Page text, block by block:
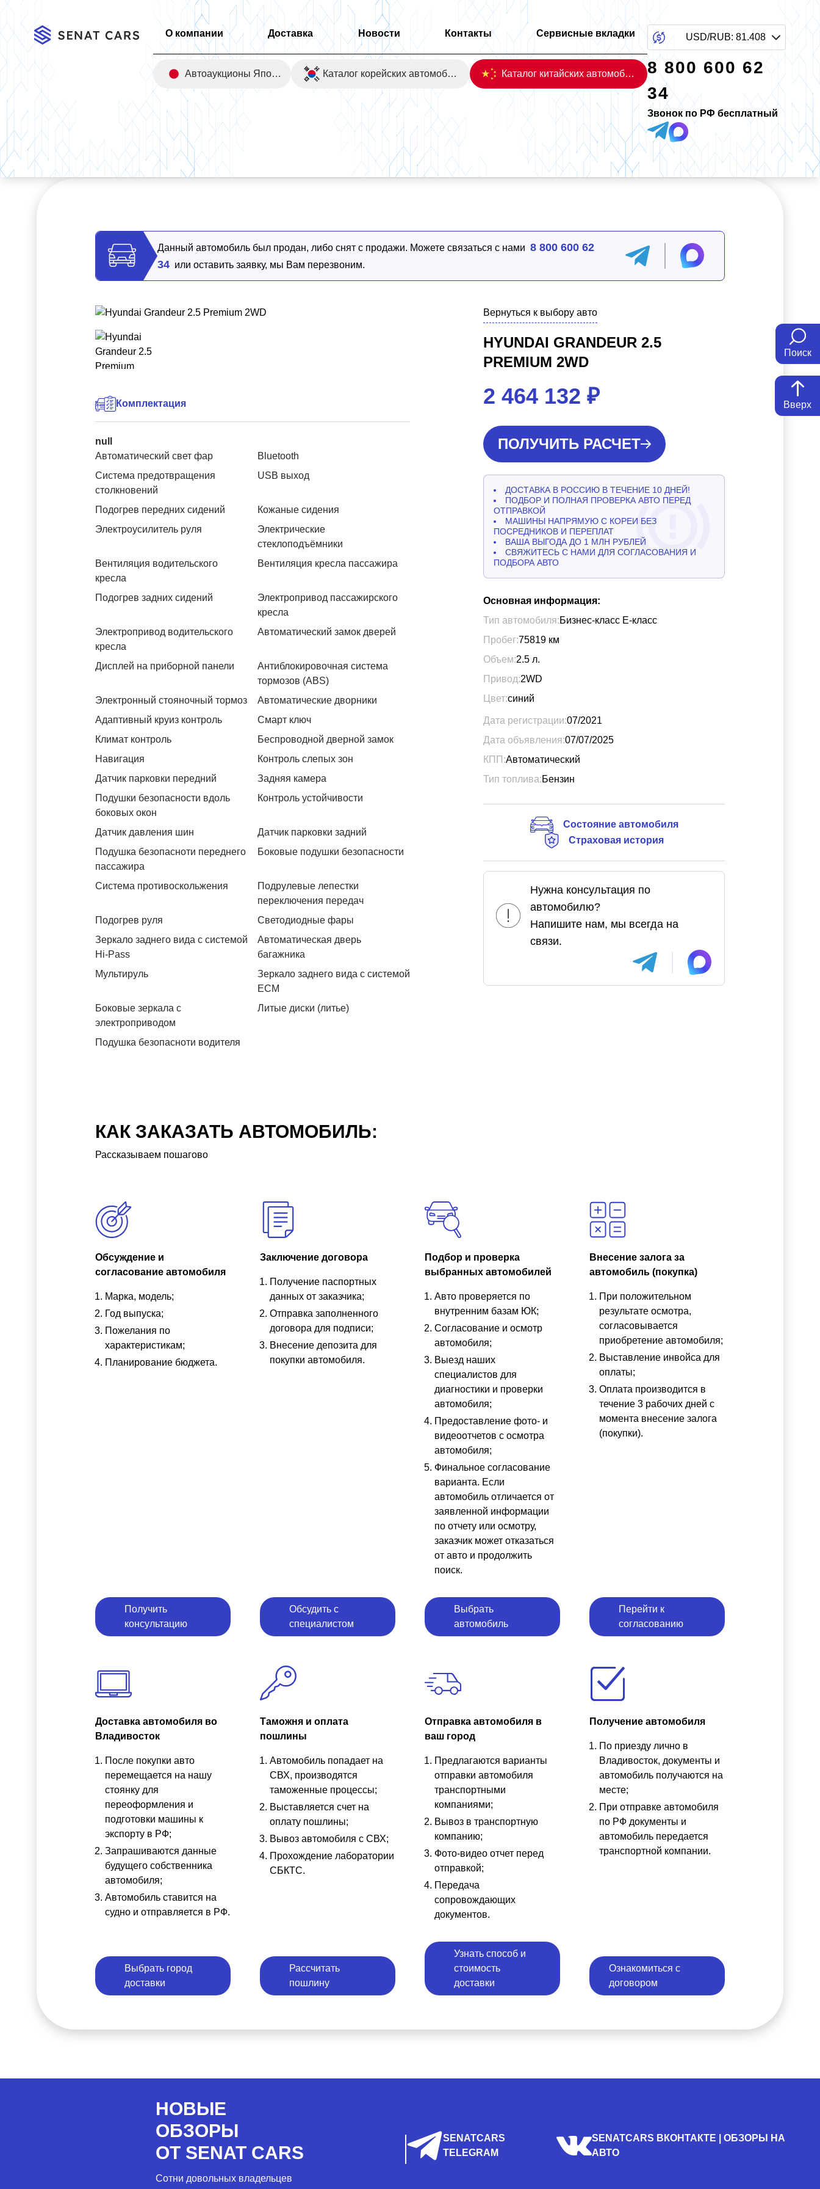
Поиск
Вверх
О компании Доставка Новости Контакты Сервисные вкладки
Автоаукционы Японии Каталог корейских автомобилей Каталог китайских автомобилей
USD/RUB: 81.408
8 800 600 62
34
Звонок по РФ бесплатный
Главная/Каталог Hyundai Grandeur 2.5 Premium 2WD
Данный автомобиль был продан, либо снят с продажи. Можете связаться с нами 8 800 600 62
34 или оставить заявку, мы Вам перезвоним.
Комплектация
null
Автоматический свет фар
Bluetooth
Система предотвращения
столкновений
USB выход
Подогрев передних сидений
Кожаные сидения
Электроусилитель руля
Электрические
стеклоподъёмники
Вентиляция водительского
кресла
Вентиляция кресла пассажира
Подогрев задних сидений
Электропривод пассажирского
кресла
Электропривод водительского
кресла
Автоматический замок дверей
Дисплей на приборной панели
Антиблокировочная система
тормозов (ABS)
Электронный стояночный тормоз
Автоматические дворники
Адаптивный круиз контроль
Смарт ключ
Климат контроль
Беспроводной дверной замок
Навигация
Контроль слепых зон
Датчик парковки передний
Задняя камера
Подушки безопасности вдоль
боковых окон
Контроль устойчивости
Датчик давления шин
Датчик парковки задний
Подушка безопасноти переднего
пассажира
Боковые подушки безопасности
Система противоскольжения
Подрулевые лепестки
переключения передач
Подогрев руля
Светодиодные фары
Зеркало заднего вида с системой
Hi-Pass
Автоматическая дверь
багажника
Мультируль
Зеркало заднего вида с системой
ЕСМ
Боковые зеркала с
электроприводом
Литые диски (литье)
Подушка безопасноти водителя
Вернуться к выбору авто
HYUNDAI GRANDEUR 2.5
PREMIUM 2WD
2 464 132 ₽
ПОЛУЧИТЬ РАСЧЕТ
ДОСТАВКА В РОССИЮ В ТЕЧЕНИЕ 10 ДНЕЙ!
ПОДБОР И ПОЛНАЯ ПРОВЕРКА АВТО ПЕРЕД
ОТПРАВКОЙ
МАШИНЫ НАПРЯМУЮ С КОРЕИ БЕЗ
ПОСРЕДНИКОВ И ПЕРЕПЛАТ
ВАША ВЫГОДА ДО 1 МЛН РУБЛЕЙ
СВЯЖИТЕСЬ С НАМИ ДЛЯ СОГЛАСОВАНИЯ И
ПОДБОРА АВТО
Основная информация:
Тип автомобиля:Бизнес-класс Е-класс
Пробег:75819 км
Объем:2.5 л.
Привод:2WD
Цвет:синий
Дата регистрации:07/2021
Дата объявления:07/07/2025
КПП:Автоматический
Тип топлива:Бензин
Состояние автомобиля
Страховая история
Нужна консультация по
автомобилю?
Напишите нам, мы всегда на
связи.
КАК ЗАКАЗАТЬ АВТОМОБИЛЬ:
Рассказываем пошагово
Обсуждение и
согласование автомобиля
Марка, модель;
Год выпуска;
Пожелания по
характеристикам;
Планирование бюджета.
Получить
консультацию
Заключение договора
Получение паспортных
данных от заказчика;
Отправка заполненного
договора для подписи;
Внесение депозита для
покупки автомобиля.
Обсудить с
специалистом
Подбор и проверка
выбранных автомобилей
Авто проверяется по
внутренним базам ЮК;
Согласование и осмотр
автомобиля;
Выезд наших
специалистов для
диагностики и проверки
автомобиля;
Предоставление фото- и
видеоотчетов с осмотра
автомобиля;
Финальное согласование
варианта. Если
автомобиль отличается от
заявленной информации
по отчету или осмотру,
заказчик может отказаться
от авто и продолжить
поиск.
Выбрать
автомобиль
Внесение залога за
автомобиль (покупка)
При положительном
результате осмотра,
согласовывается
приобретение автомобиля;
Выставление инвойса для
оплаты;
Оплата производится в
течение 3 рабочих дней с
момента внесение залога
(покупки).
Перейти к
согласованию
Доставка автомобиля во
Владивосток
После покупки авто
перемещается на нашу
стоянку для
переоформления и
подготовки машины к
экспорту в РФ;
Запрашиваются данные
будущего собственника
автомобиля;
Автомобиль ставится на
судно и отправляется в РФ.
Выбрать город
доставки
Таможня и оплата
пошлины
Автомобиль попадает на
СВХ, производятся
таможенные процессы;
Выставляется счет на
оплату пошлины;
Вывоз автомобиля с СВХ;
Прохождение лаборатории
СБКТС.
Рассчитать
пошлину
Отправка автомобиля в
ваш город
Предлагаются варианты
отправки автомобиля
транспортными
компаниями;
Вывоз в транспортную
компанию;
Фото-видео отчет перед
отправкой;
Передача
сопровождающих
документов.
Узнать способ и
стоимость
доставки
Получение автомобиля
По приезду лично в
Владивосток, документы и
автомобиль получаются на
месте;
При отправке автомобиля
по РФ документы и
автомобиль передается
транспортной компании.
Ознакомиться с
договором
НОВЫЕ
ОБЗОРЫ
ОТ SENAT CARS
Сотни довольных владельцев
SENATCARS
TELEGRAM
SENATCARS ВКОНТАКТЕ | ОБЗОРЫ НА
АВТО